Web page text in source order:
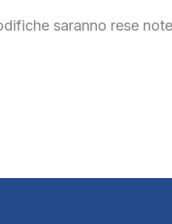
saranno rese